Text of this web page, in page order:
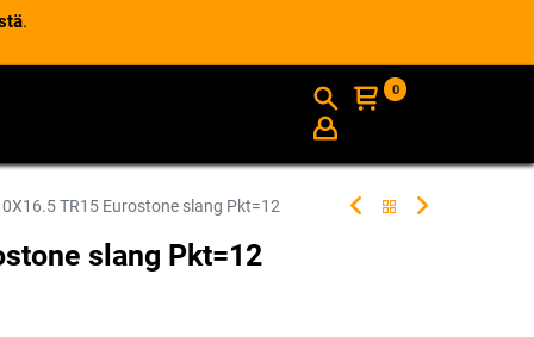
.
INFO
0
TR15 Eurostone slang Pkt=12
slang Pkt=12